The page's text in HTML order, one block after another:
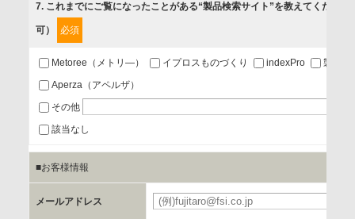
第三者提供の有無
あり
a.個人情報の提供・利用目的
当該企業/団体のサービス等のご案内及び当該企業/団体からの
お客様のご氏名、フリガナ、企業・団体名、部署名、役職、
7. これまでにご覧になったことがある“製品検索サイト”を教えてください
可） 必須
Metoree（メトリ―） イプロスものづくり indexPro
製品ナ
Aperza（アペルザ）
その他
該当なし
■お客様情報
メールアドレス